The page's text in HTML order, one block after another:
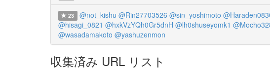
23 @not_kishu @Rin27703526 @sin_yoshimoto
@hisagi_0821 @hxkVzYQh0Gr5dnH @lh0shuseyomk1
@wasadamakoto @yashuzenmon
収集済み URL リスト